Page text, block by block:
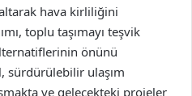
hava kirliliğini
toplu taşımayı teşvik
önünü
sürdürülebilir ulaşım
ve gelecekteki projeler